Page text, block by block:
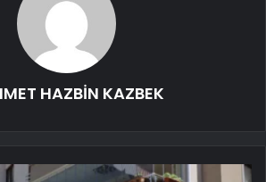
HAZBİN KAZBEK